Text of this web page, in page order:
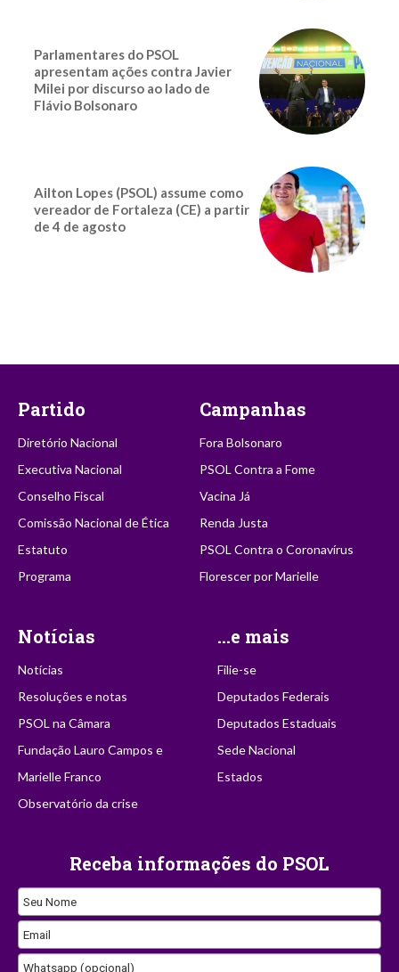
Parlamentares do PSOL
apresentam ações contra Javier
Milei por discurso ao lado de
Flávio Bolsonaro
Ailton Lopes (PSOL) assume como
vereador de Fortaleza (CE) a partir
de 4 de agosto
Partido
Diretório Nacional
Executiva Nacional
Conselho Fiscal
Comissão Nacional de Ética
Estatuto
Programa
Campanhas
Fora Bolsonaro
PSOL Contra a Fome
Vacina Já
Renda Justa
PSOL Contra o Coronavírus
Florescer por Marielle
Notícias
Notícias
Resoluções e notas
PSOL na Câmara
Fundação Lauro Campos e
Marielle Franco
Observatório da crise
...e mais
Filie-se
Deputados Federais
Deputados Estaduais
Sede Nacional
Estados
Receba informações do PSOL
Phone
Number
Seu Nome
Email
Whatsapp (opcional)